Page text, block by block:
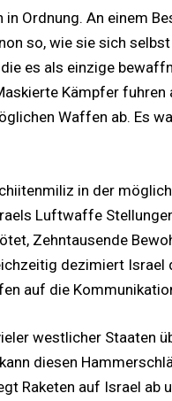
Ordnung. An einem
so, wie sie sich
es als einzige
Kämpfer
Waffen ab. Es
in der
Luftwaffe
Zehntausende
dezimiert Israel
auf die
westlicher Staaten
diesen
Raketen auf Israel ab